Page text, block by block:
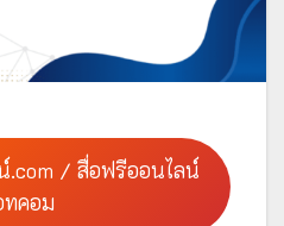
.com / สื่อฟรีออนไลน์
ทคอม